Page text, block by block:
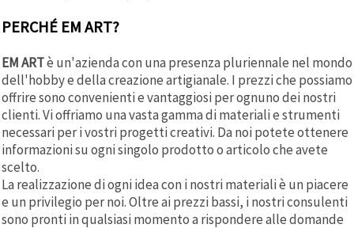
PERCHÉ EM ART?
EM ARTè un'azienda con una presenza pluriennale nel mondo
dell'hobby e della creazione artigianale. I prezzi che possiamo
offrire sono convenienti e vantaggiosi per ognuno dei nostri
clienti. Vi offriamo una vasta gamma di materiali e strumenti
necessari per i vostri progetti creativi. Da noi potete ottenere
informazioni su ogni singolo prodotto o articolo che avete
scelto.
La realizzazione di ogni idea con i nostri materiali è un piacere
e un privilegio per noi. Oltre ai prezzi bassi, i nostri consulenti
sono pronti in qualsiasi momento a rispondere alle domande